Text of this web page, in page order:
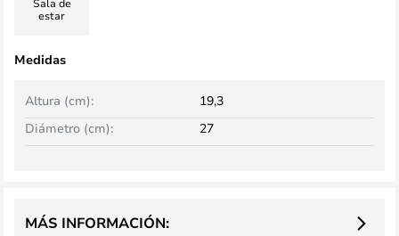
estar
Medidas
Altura (cm):
19,3
Diámetro (cm):
27
MÁS INFORMACIÓN: